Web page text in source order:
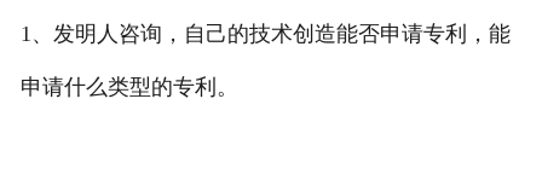
资讯中心
1、发明人咨询，自己的技术创造能否申请专利，能
申请什么类型的专利。